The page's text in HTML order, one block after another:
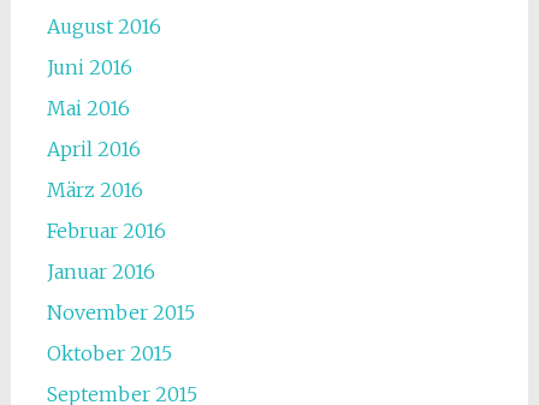
August 2016
Juni 2016
Mai 2016
April 2016
März 2016
Februar 2016
Januar 2016
November 2015
Oktober 2015
September 2015